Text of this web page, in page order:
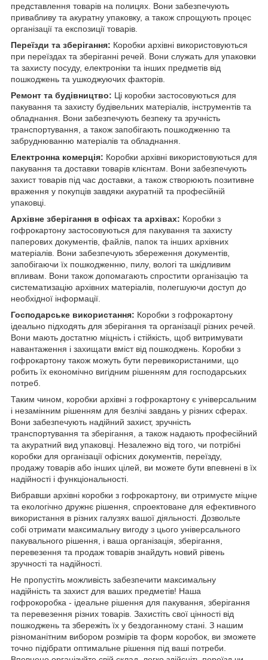
представлення товарів на полицях. Вони забезпечують
привабливу та акуратну упаковку, а також спрощують процес
організації та експозиції товарів.
Переїзди та зберігання: Коробки архівні використовуються
при переїздах та зберіганні речей. Вони служать для упаковки
та захисту посуду, електроніки та інших предметів від
пошкоджень та ушкоджуючих факторів.
Ремонт та будівництво: Ці коробки застосовуються для
пакування та захисту будівельних матеріалів, інструментів та
обладнання. Вони забезпечують безпеку та зручність
транспортування, а також запобігають пошкодженню та
забруднюванню матеріалів та обладнання.
Електронна комерція: Коробки архівні використовуються для
пакування та доставки товарів клієнтам. Вони забезпечують
захист товарів під час доставки, а також створюють позитивне
враження у покупців завдяки акуратній та професійній
упаковці.
Архівне зберігання в офісах та архівах: Коробки з
гофрокартону застосовуються для пакування та захисту
паперових документів, файлів, папок та інших архівних
матеріалів. Вони забезпечують збереження документів,
запобігаючи їх пошкодженню, пилу, вологі та шкідливим
впливам. Вони також допомагають спростити організацію та
систематизацію архівних матеріалів, полегшуючи доступ до
необхідної інформації.
Господарське використання: Коробки з гофрокартону
ідеально підходять для зберігання та організації різних речей.
Вони мають достатню міцність і стійкість, щоб витримувати
навантаження і захищати вміст від пошкоджень. Коробки з
гофрокартону також можуть бути перевикористаними, що
робить їх економічно вигідним рішенням для господарських
потреб.
Таким чином, коробки архівні з гофрокартону є універсальним
і незамінним рішенням для безлічі завдань у різних сферах.
Вони забезпечують надійний захист, зручність
транспортування та зберігання, а також надають професійний
та акуратний вид упаковці. Незалежно від того, чи потрібні
коробки для організації офісних документів, переїзду,
продажу товарів або інших цілей, ви можете бути впевнені в їх
надійності і функціональності.
Вибравши архівні коробки з гофрокартону, ви отримуєте міцне
та екологічно дружнє рішення, спроектоване для ефективного
використання в різних галузях вашої діяльності. Дозвольте
собі отримати максимальну вигоду з цього універсального
пакувального рішення, і ваша організація, зберігання,
перевезення та продаж товарів знайдуть новий рівень
зручності та надійності.
Не пропустіть можливість забезпечити максимальну
надійність та захист для ваших предметів! Наша
гофрокоробка - ідеальне рішення для пакування, зберігання
та перевезення різних товарів. Захистіть свої цінності від
пошкоджень та збережіть їх у бездоганному стані. З нашим
різноманітним вибором розмірів та форм коробок, ви зможете
точно підібрати оптимальне рішення під ваші потреби.